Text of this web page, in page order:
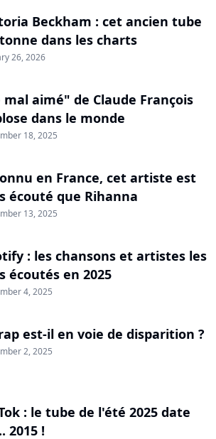
Beckham : cet ancien tube
dans les charts
26, 2026
mal aimé" de Claude François
dans le monde
18, 2025
en France, cet artiste est
écouté que Rihanna
13, 2025
: les chansons et artistes les
écoutés en 2025
4, 2025
est-il en voie de disparition ?
2, 2025
: le tube de l'été 2025 date
2015 !